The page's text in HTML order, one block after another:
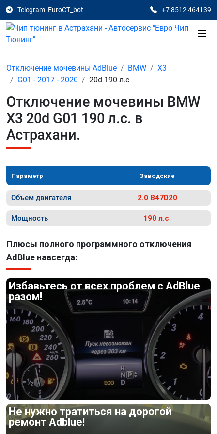
Telegram: EuroCT_bot +7 8512 464139
Отключение мочевины AdBlue BMW
X3
G01 - 2017 - 2020
20d 190 л.с
Отключение мочевины BMW
X3 20d G01 190 л.с. в
Астрахани.
Параметр Заводские
Объем двигателя 2.0 B47D20
Мощность 190 л.с.
Плюсы полного программного отключения
AdBlue навсегда:
Избавьтесь от всех проблем с AdBlue
разом!
Не нужно тратиться на дорогой
ремонт Adblue!